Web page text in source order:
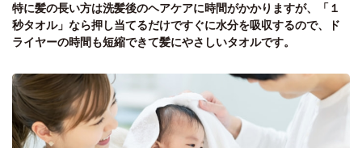
特に髪の長い方は洗髪後のヘアケアに時間がかかりますが、「１
秒タオル」なら押し当てるだけですぐに水分を吸収するので、ド
ライヤーの時間も短縮できて髪にやさしいタオルです。